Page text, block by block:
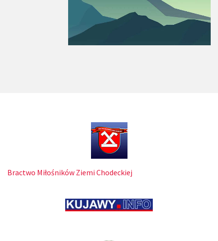
Bractwo Miłośników Ziemi Chodeckiej